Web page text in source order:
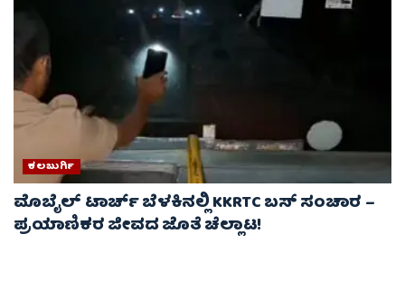
ಕಲಬುರ್ಗಿ
ಮೊಬೈಲ್ ಟಾರ್ಚ್ ಬೆಳಕಿನಲ್ಲಿ KKRTC ಬಸ್ ಸಂಚಾರ –
ಪ್ರಯಾಣಿಕರ ಜೀವದ ಜೊತೆ ಚೆಲ್ಲಾಟ!